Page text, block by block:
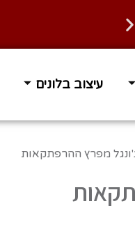
עיצוב בלונים
מפרץ ההרפתקאות